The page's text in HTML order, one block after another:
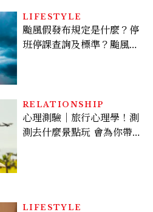
倦感，超神！
LIFESTYLE
颱風假發布規定是什麼？停
班停課查詢及標準？颱風假
RELATIONSHIP
心理測驗｜旅行心理學！測
測去什麼景點玩 會為你帶來
LIFESTYLE